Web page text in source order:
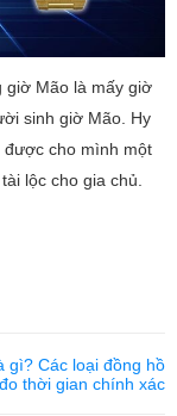
giờ Mão là mấy giờ
sinh giờ Mão. Hy
được cho mình một
lộc cho gia chủ.
gì? Các loại đồng hồ
đo thời gian chính xác